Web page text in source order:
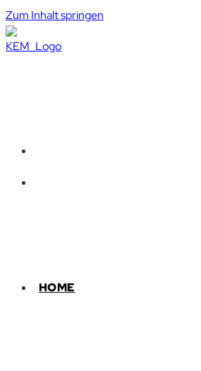
Zum Inhalt springen
HOME